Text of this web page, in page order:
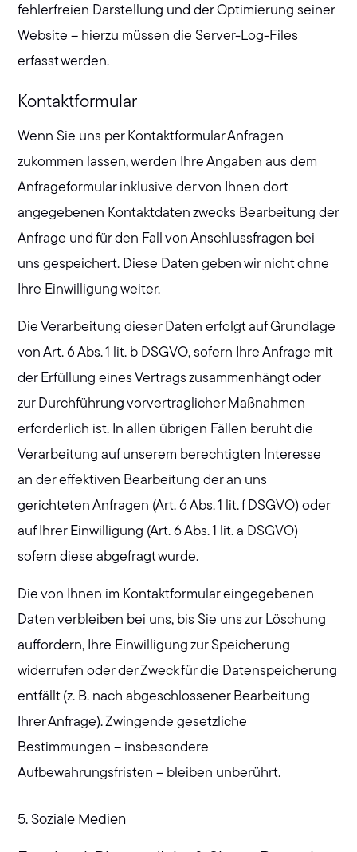
fehlerfreien Darstellung und der Optimierung seiner
Website – hierzu müssen die Server-Log-Files
erfasst werden.
Kontaktformular
Wenn Sie uns per Kontaktformular Anfragen
zukommen lassen, werden Ihre Angaben aus dem
Anfrageformular inklusive der von Ihnen dort
angegebenen Kontaktdaten zwecks Bearbeitung der
Anfrage und für den Fall von Anschlussfragen bei
uns gespeichert. Diese Daten geben wir nicht ohne
Ihre Einwilligung weiter.
Die Verarbeitung dieser Daten erfolgt auf Grundlage
von Art. 6 Abs. 1 lit. b DSGVO, sofern Ihre Anfrage mit
der Erfüllung eines Vertrags zusammenhängt oder
zur Durchführung vorvertraglicher Maßnahmen
erforderlich ist. In allen übrigen Fällen beruht die
Verarbeitung auf unserem berechtigten Interesse
an der effektiven Bearbeitung der an uns
gerichteten Anfragen (Art. 6 Abs. 1 lit. f DSGVO) oder
auf Ihrer Einwilligung (Art. 6 Abs. 1 lit. a DSGVO)
sofern diese abgefragt wurde.
Die von Ihnen im Kontaktformular eingegebenen
Daten verbleiben bei uns, bis Sie uns zur Löschung
auffordern, Ihre Einwilligung zur Speicherung
widerrufen oder der Zweck für die Datenspeicherung
entfällt (z. B. nach abgeschlossener Bearbeitung
Ihrer Anfrage). Zwingende gesetzliche
Bestimmungen – insbesondere
Aufbewahrungsfristen – bleiben unberührt.
5. Soziale Medien